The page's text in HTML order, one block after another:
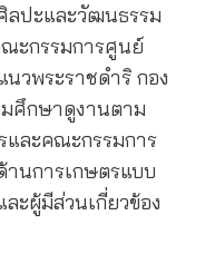
ลปะและวัฒนธรรม
ะกรรมการศูนย์
วพระราชดำริ กอง
มศึกษาดูงานตาม
ละคณะกรรมการ
านการเกษตรแบบ
ะผู้มีส่วนเกี่ยวข้อง